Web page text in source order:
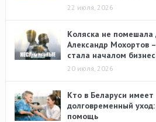
22 июля, 2026
Коляска не помешала
Александр Мохортов
стала началом
20 июля, 2026
Кто в Беларуси имеет
долговременный
помощь